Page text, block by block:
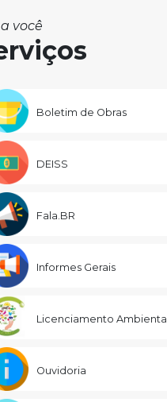
você
Boletim de Obras
DEISS
Fala.BR
Informes Gerais
Licenciamento Ambiental
Ouvidoria